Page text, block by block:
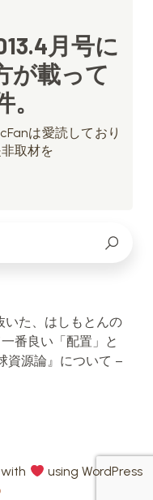
月号に
が載って
は愛読しており
取材を
いた、はしもとんの
番良い「配置」と
資源論』について –
using WordPress